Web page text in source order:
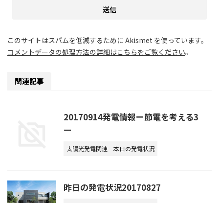
このサイトはスパムを低減するために Akismet を使っています。
コメントデータの処理方法の詳細はこちらをご覧ください。
関連記事
20170914発電情報ー節電を考える3
ー
太陽光発電関連 本日の発電状況
昨日の発電状況20170827